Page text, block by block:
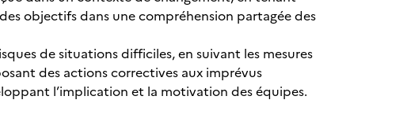
objectifs dans une compréhension partagée des
de situations difficiles, en suivant les mesures
des actions correctives aux imprévus
l’implication et la motivation des équipes.